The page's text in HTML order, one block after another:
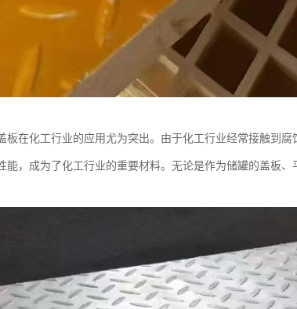
板在化工行业的应用尤为突出。由于化工行业经常接触到
能，成为了化工行业的重要材料。无论是作为储罐的盖板